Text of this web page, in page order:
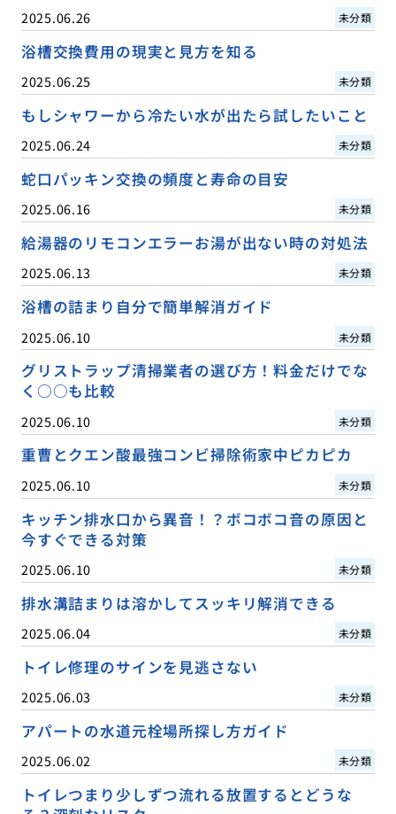
2025.06.26 未分類
浴槽交換費用の現実と見方を知る
2025.06.25 未分類
もしシャワーから冷たい水が出たら試したいこと
2025.06.24 未分類
蛇口パッキン交換の頻度と寿命の目安
2025.06.16 未分類
給湯器のリモコンエラーお湯が出ない時の対処法
2025.06.13 未分類
浴槽の詰まり自分で簡単解消ガイド
2025.06.10 未分類
グリストラップ清掃業者の選び方！料金だけでな
く○○も比較
2025.06.10 未分類
重曹とクエン酸最強コンビ掃除術家中ピカピカ
2025.06.10 未分類
キッチン排水口から異音！？ボコボコ音の原因と
今すぐできる対策
2025.06.10 未分類
排水溝詰まりは溶かしてスッキリ解消できる
2025.06.04 未分類
トイレ修理のサインを見逃さない
2025.06.03 未分類
アパートの水道元栓場所探し方ガイド
2025.06.02 未分類
トイレつまり少しずつ流れる放置するとどうな